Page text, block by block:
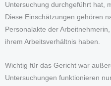
Untersuchung durchgeführt hat,
Diese Einschätzungen gehören
Personalakte der
ihrem Arbeitsverhältnis haben.
Wichtig für das Gericht war
Untersuchungen funktionieren